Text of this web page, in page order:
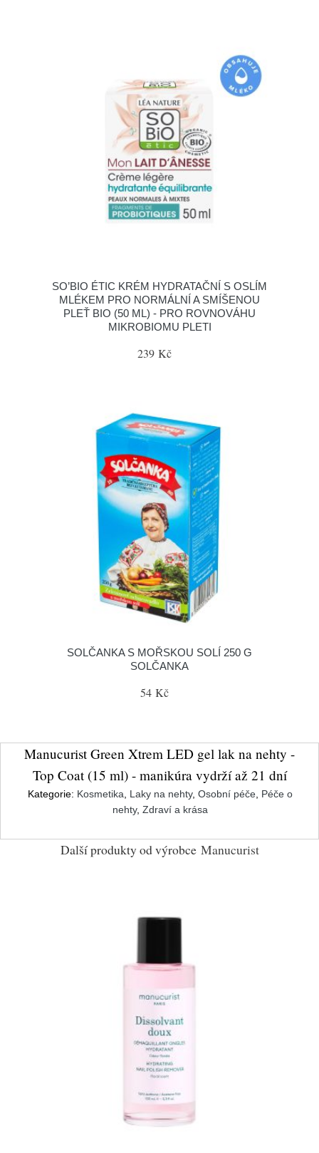
SO’BIO ÉTIC KRÉM HYDRATAČNÍ S OSLÍM
MLÉKEM PRO NORMÁLNÍ A SMÍŠENOU
PLEŤ BIO (50 ML) - PRO ROVNOVÁHU
MIKROBIOMU PLETI
239 Kč
SOLČANKA S MOŘSKOU SOLÍ 250 G
SOLČANKA
54 Kč
Manucurist Green Xtrem LED gel lak na nehty -
Top Coat (15 ml) - manikúra vydrží až 21 dní
Kategorie: Kosmetika Laky na nehty, Osobní péče Péče o
nehty, Zdraví a krása
Další produkty od výrobce Manucurist